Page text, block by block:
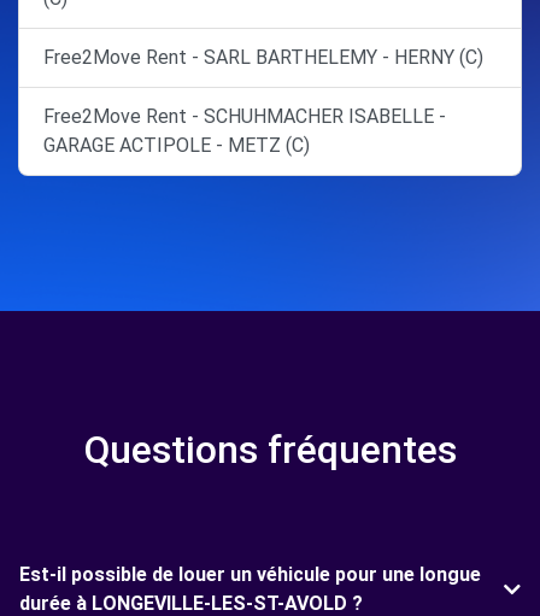
Free2Move Rent - SARL BARTHELEMY - HERNY (C)
Free2Move Rent - SCHUHMACHER ISABELLE -
GARAGE ACTIPOLE - METZ (C)
Questions fréquentes
Est-il possible de louer un véhicule pour une longue
durée à LONGEVILLE-LES-ST-AVOLD ?